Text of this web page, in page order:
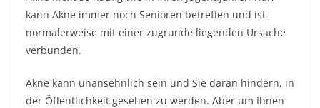
kann Akne immer noch Senioren betreffen und ist
normalerweise mit einer zugrunde liegenden Ursache
verbunden.
Akne kann unansehnlich sein und Sie daran hindern, in
der Öffentlichkeit gesehen zu werden. Aber um Ihnen